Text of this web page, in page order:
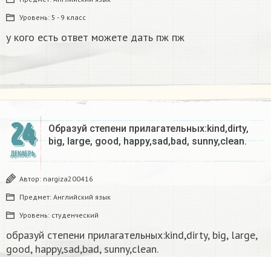
Уровень: 5 - 9 класс
у кого есть ответ можете дать пж пж
24
ДЕКАБРЬ
Образуй степени прилагательных:kind,dirty,
big, large, good, happy,sad,bad, sunny,clean.​
Автор: nargiza200416
Предмет: Английский язык
Уровень: студенческий
образуй степени прилагательных:kind,dirty, big, large,
good, happy,sad,bad, sunny,clean.​